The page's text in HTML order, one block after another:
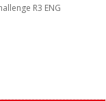
R3 ENG